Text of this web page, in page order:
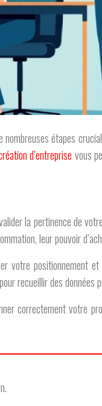
étapes
d’entreprise vous
la pertinence de
leur pouvoir
votre positionnement
recueillir des données
correctement votre